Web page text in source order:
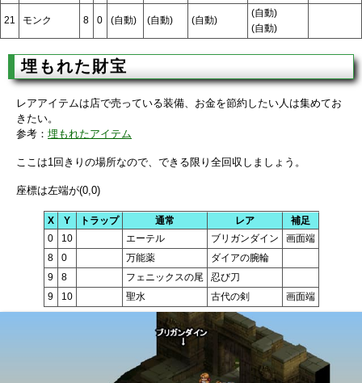
21 モンク 8 0 (自動) (自動) (自動)
(自動)
(自動)
埋もれた財宝
レアアイテムは店で売っている装備、お金を節約したい人は集めてお
きたい。
参考： 埋もれたアイテム
ここは1回きりの場所なので、できる限り全回収しましょう。
座標は左端が(0,0)
X Y トラップ 通常 レア
補足
0
10 エーテル ブリガンダイン
画面端
8
0 万能薬
ダイアの腕輪
9
8 フェニックスの尾
忍び刀
9
10 聖水 古代の剣 画面端